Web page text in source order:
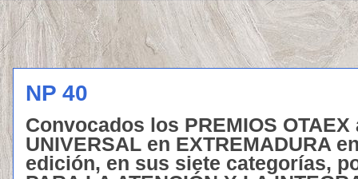
NP 40
Convocados los PREMIOS OTAEX
UNIVERSAL en EXTREMADURA
edición, en sus siete categorías,